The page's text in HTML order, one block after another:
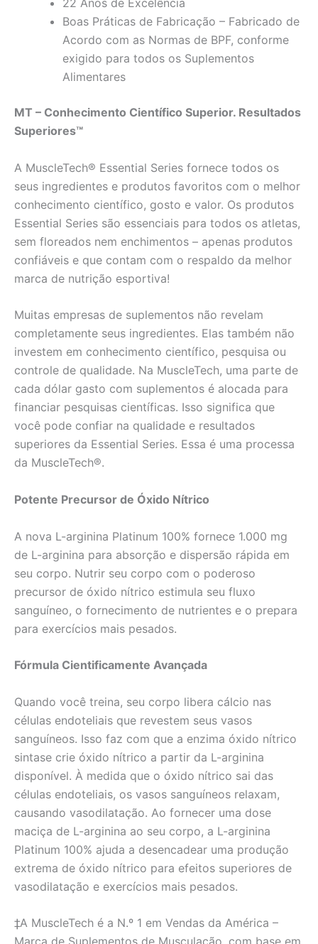
22 Anos de Excelência
Boas Práticas de Fabricação – Fabricado de
Acordo com as Normas de BPF, conforme
exigido para todos os Suplementos
Alimentares
MT – Conhecimento Científico Superior. Resultados
Superiores™
A MuscleTech® Essential Series fornece todos os
seus ingredientes e produtos favoritos com o melhor
conhecimento científico, gosto e valor. Os produtos
Essential Series são essenciais para todos os atletas,
sem floreados nem enchimentos – apenas produtos
confiáveis e que contam com o respaldo da melhor
marca de nutrição esportiva!
Muitas empresas de suplementos não revelam
completamente seus ingredientes. Elas também não
investem em conhecimento científico, pesquisa ou
controle de qualidade. Na MuscleTech, uma parte de
cada dólar gasto com suplementos é alocada para
financiar pesquisas científicas. Isso significa que
você pode confiar na qualidade e resultados
superiores da Essential Series. Essa é uma processa
da MuscleTech®.
Potente Precursor de Óxido Nítrico
A nova L-arginina Platinum 100% fornece 1.000 mg
de L-arginina para absorção e dispersão rápida em
seu corpo. Nutrir seu corpo com o poderoso
precursor de óxido nítrico estimula seu fluxo
sanguíneo, o fornecimento de nutrientes e o prepara
para exercícios mais pesados.
Fórmula Cientificamente Avançada
Quando você treina, seu corpo libera cálcio nas
células endoteliais que revestem seus vasos
sanguíneos. Isso faz com que a enzima óxido nítrico
sintase crie óxido nítrico a partir da L-arginina
disponível. À medida que o óxido nítrico sai das
células endoteliais, os vasos sanguíneos relaxam,
causando vasodilatação. Ao fornecer uma dose
maciça de L-arginina ao seu corpo, a L-arginina
Platinum 100% ajuda a desencadear uma produção
extrema de óxido nítrico para efeitos superiores de
vasodilatação e exercícios mais pesados.
‡A MuscleTech é a N.º 1 em Vendas da América –